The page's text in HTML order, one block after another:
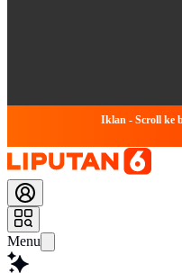
Iklan - Scroll ke
Menu